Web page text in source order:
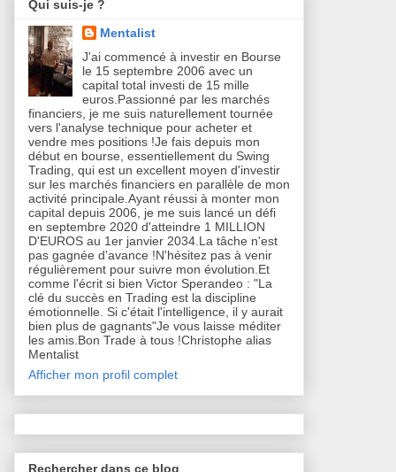
Qui suis-je ?
Mentalist
J'ai commencé à investir en Bourse
le 15 septembre 2006 avec un
capital total investi de 15 mille
euros.Passionné par les marchés
financiers, je me suis naturellement tournée
vers l'analyse technique pour acheter et
vendre mes positions !Je fais depuis mon
début en bourse, essentiellement du Swing
Trading, qui est un excellent moyen d'investir
sur les marchés financiers en parallèle de mon
activité principale.Ayant réussi à monter mon
capital depuis 2006, je me suis lancé un défi
en septembre 2020 d'atteindre 1 MILLION
D'EUROS au 1er janvier 2034.La tâche n'est
pas gagnée d'avance !N'hésitez pas à venir
régulièrement pour suivre mon évolution.Et
comme l'écrit si bien Victor Sperandeo : "La
clé du succès en Trading est la discipline
émotionnelle. Si c'était l'intelligence, il y aurait
bien plus de gagnants"Je vous laisse méditer
les amis.Bon Trade à tous !Christophe alias
Mentalist
Afficher mon profil complet
Rechercher dans ce blog